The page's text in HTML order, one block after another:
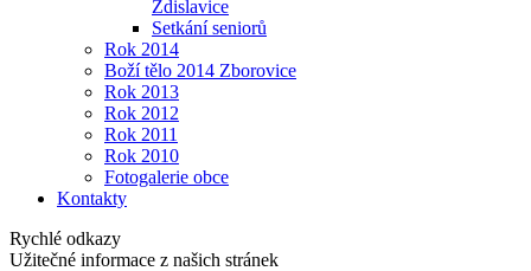
Zdislavice
Setkání seniorů
Rok 2014
Boží tělo 2014 Zborovice
Rok 2013
Rok 2012
Rok 2011
Rok 2010
Fotogalerie obce
Kontakty
Rychlé odkazy
Užitečné informace z našich stránek